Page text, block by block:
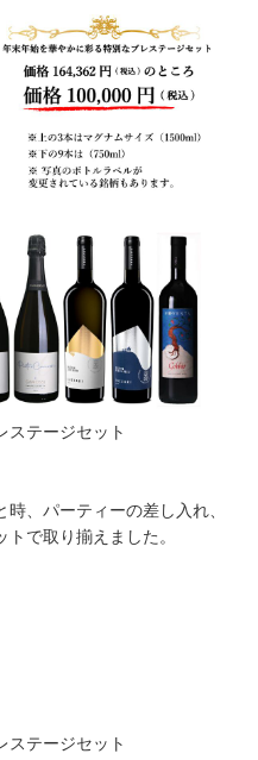
ステージセット
、パーティーの差し入れ、
で取り揃えました。
ステージセット